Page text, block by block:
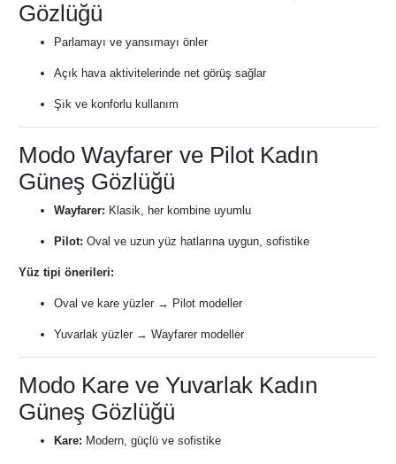
Gözlüğü
Parlamayı ve yansımayı önler
Açık hava aktivitelerinde net görüş sağlar
Şık ve konforlu kullanım
Modo Wayfarer ve Pilot Kadın
Güneş Gözlüğü
Wayfarer: Klasik, her kombine uyumlu
Pilot: Oval ve uzun yüz hatlarına uygun, sofistike
Yüz tipi önerileri:
Oval ve kare yüzler → Pilot modeller
Yuvarlak yüzler → Wayfarer modeller
Modo Kare ve Yuvarlak Kadın
Güneş Gözlüğü
Kare: Modern, güçlü ve sofistike